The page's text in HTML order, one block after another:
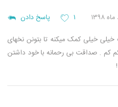
۱ پاسخ دادن
۳۰ به اونطرف خیلی خیلی کمک میکنه تا بتونن نخهای
کم . صداقت بی رحمانه با خود داشتن